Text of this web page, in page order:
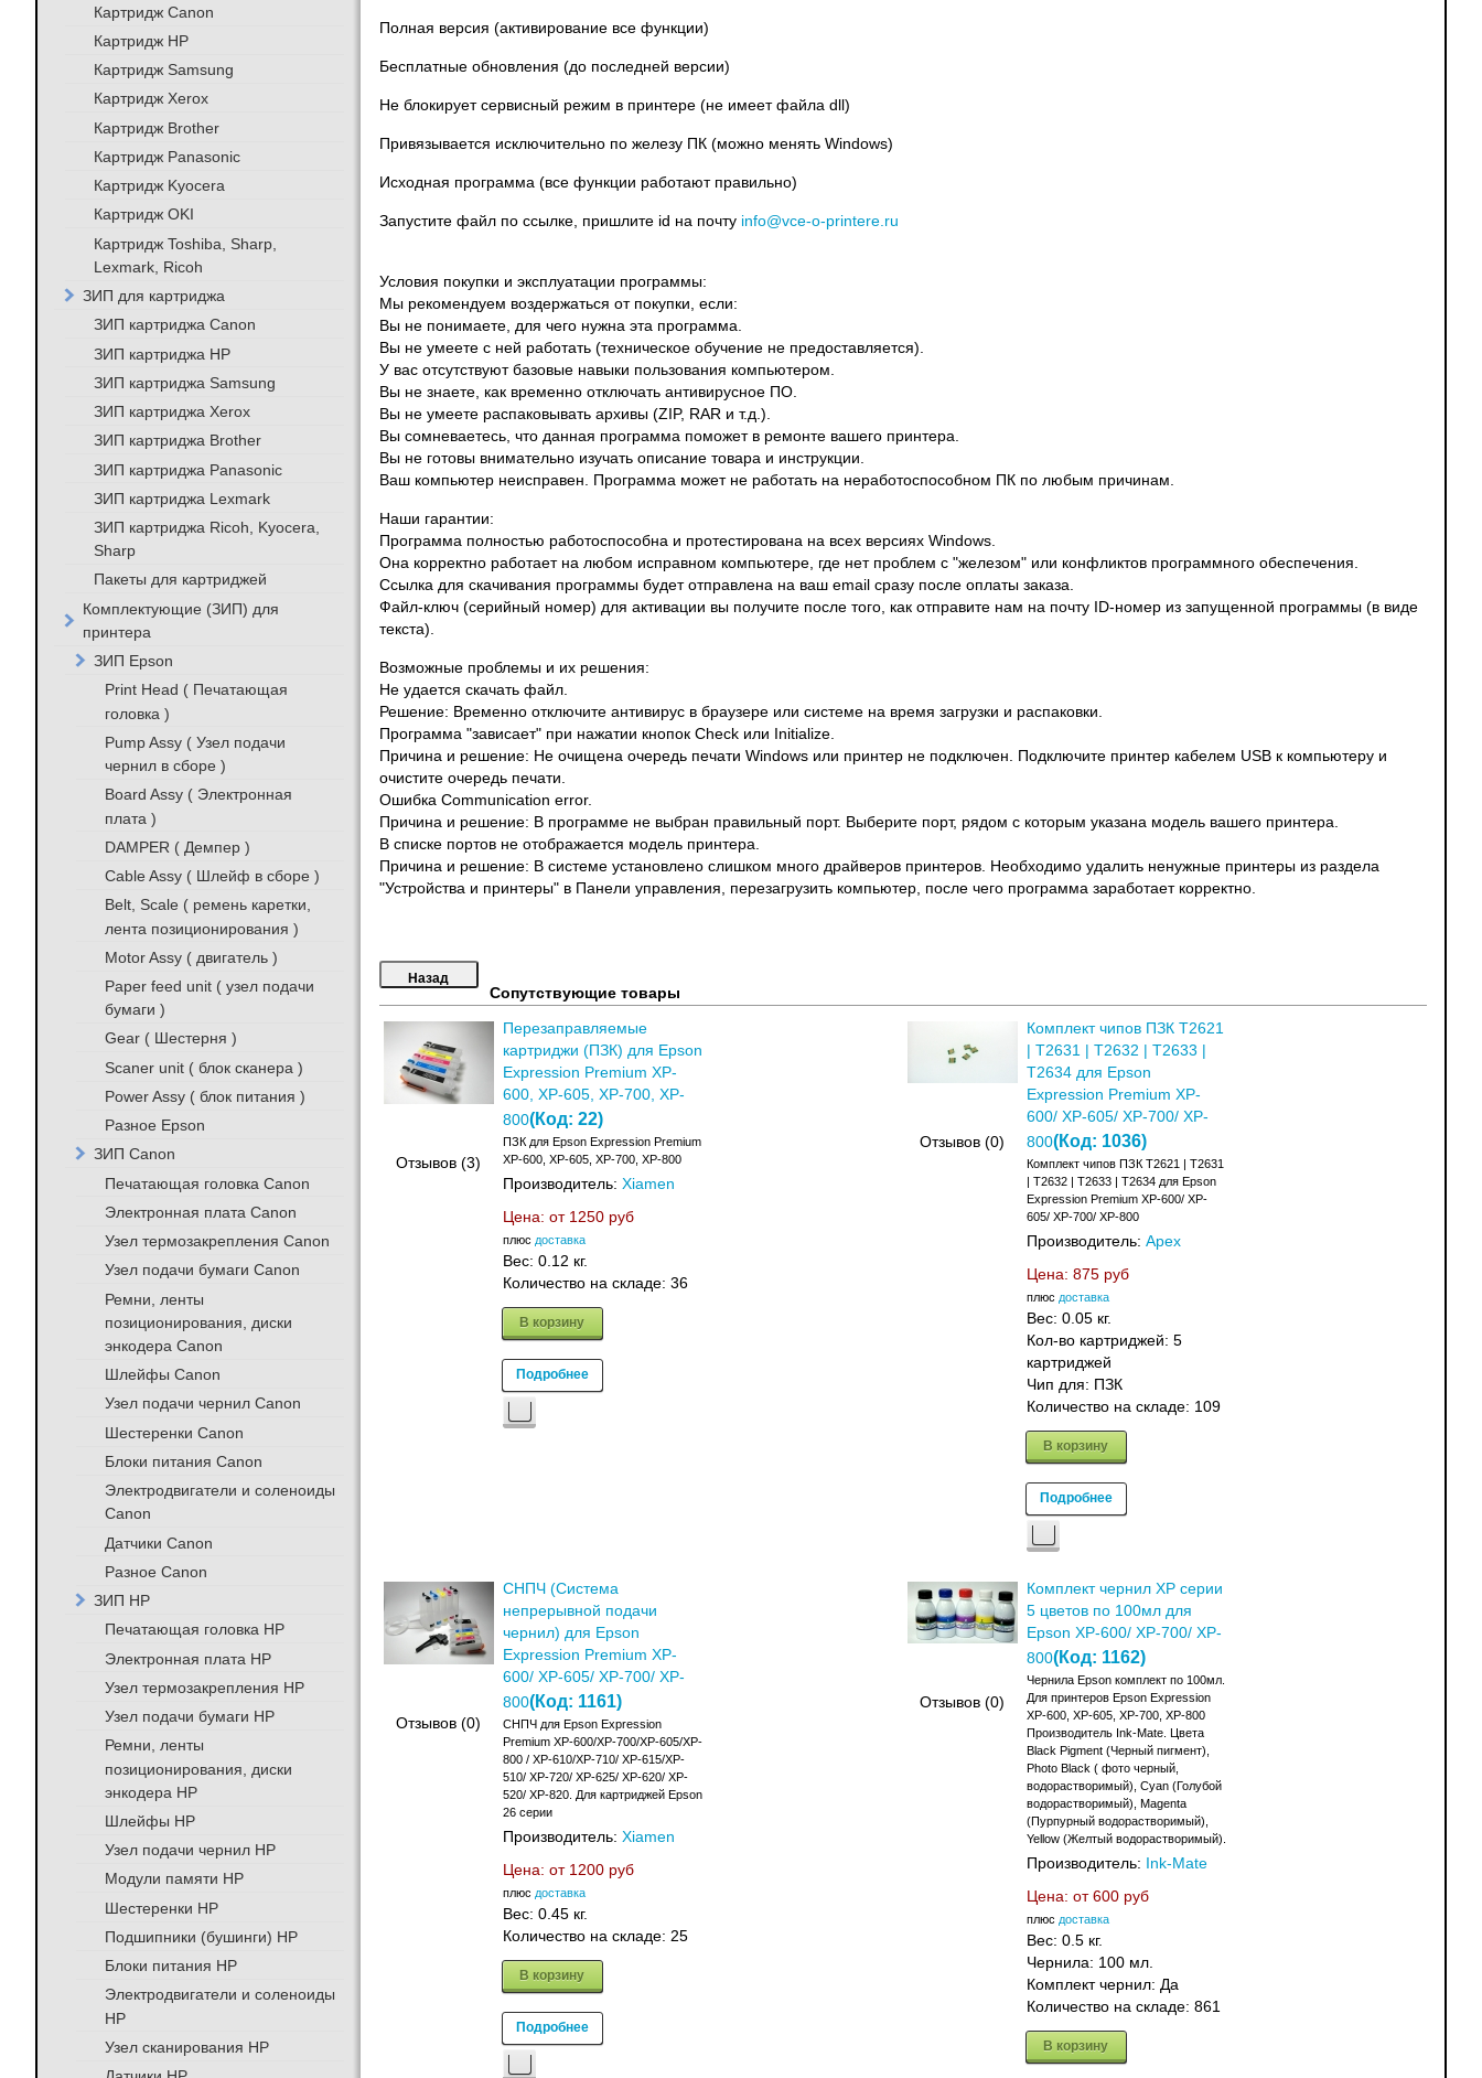
Полная версия (активирование все функции)
Бесплатные обновления (до последней версии)
Не блокирует сервисный режим в принтере (не имеет файла dll)
Привязывается исключительно по железу ПК (можно менять Windows)
Исходная программа (все функции работают правильно)
Запустите файл по ссылке, пришлите id на почту info@vce-o-printere.ru
Условия покупки и эксплуатации программы:
Мы рекомендуем воздержаться от покупки, если:
Вы не понимаете, для чего нужна эта программа.
Вы не умеете с ней работать (техническое обучение не предоставляется).
У вас отсутствуют базовые навыки пользования компьютером.
Вы не знаете, как временно отключать антивирусное ПО.
Вы не умеете распаковывать архивы (ZIP, RAR и т.д.).
Вы сомневаетесь, что данная программа поможет в ремонте вашего принтера.
Вы не готовы внимательно изучать описание товара и инструкции.
Ваш компьютер неисправен. Программа может не работать на неработоспособном ПК по любым причинам.
Наши гарантии:
Программа полностью работоспособна и протестирована на всех версиях Windows.
Она корректно работает на любом исправном компьютере, где нет проблем с "железом" или конфликтов программного обеспечения.
Ссылка для скачивания программы будет отправлена на ваш email сразу после оплаты заказа.
Файл-ключ (серийный номер) для активации вы получите после того, как отправите нам на почту ID-номер из запущенной программы (в виде
текста).
Возможные проблемы и их решения:
Не удается скачать файл.
Решение: Временно отключите антивирус в браузере или системе на время загрузки и распаковки.
Программа "зависает" при нажатии кнопок Check или Initialize.
Причина и решение: Не очищена очередь печати Windows или принтер не подключен. Подключите принтер кабелем USB к компьютеру и
очистите очередь печати.
Ошибка Communication error.
Причина и решение: В программе не выбран правильный порт. Выберите порт, рядом с которым указана модель вашего принтера.
В списке портов не отображается модель принтера.
Причина и решение: В системе установлено слишком много драйверов принтеров. Необходимо удалить ненужные принтеры из раздела
"Устройства и принтеры" в Панели управления, перезагрузить компьютер, после чего программа заработает корректно.
Сопутствующие товары
Отзывов (3)
Перезаправляемые
картриджи (ПЗК) для Epson
Expression Premium XP-
600, XP-605, XP-700, XP-
800(Код: 22)
ПЗК для Epson Expression Premium
XP-600, XP-605, XP-700, XP-800
Производитель: Xiamen
Цена: от 1250 руб
плюс доставка
Вес: 0.12 кг.
Количество на складе: 36
В корзину
Подробнее
Отзывов (0)
Комплект чипов ПЗК T2621
| T2631 | T2632 | T2633 |
T2634 для Epson
Expression Premium XP-
600/ XP-605/ XP-700/ XP-
800(Код: 1036)
Комплект чипов ПЗК T2621 | T2631
| T2632 | T2633 | T2634 для Epson
Expression Premium XP-600/ XP-
605/ XP-700/ XP-800
Производитель: Apex
Цена: 875 руб
плюс доставка
Вес: 0.05 кг.
Кол-во картриджей: 5
картриджей
Чип для: ПЗК
Количество на складе: 109
В корзину
Подробнее
Отзывов (0)
СНПЧ (Система
непрерывной подачи
чернил) для Epson
Expression Premium XP-
600/ XP-605/ XP-700/ XP-
800(Код: 1161)
СНПЧ для Epson Expression
Premium XP-600/XP-700/XP-605/XP-
800 / XP-610/XP-710/ XP-615/XP-
510/ XP-720/ XP-625/ XP-620/ XP-
520/ XP-820. Для картриджей Epson
26 серии
Производитель: Xiamen
Цена: от 1200 руб
плюс доставка
Вес: 0.45 кг.
Количество на складе: 25
В корзину
Подробнее
Отзывов (0)
Комплект чернил XP серии
5 цветов по 100мл для
Epson XP-600/ XP-700/ XP-
800(Код: 1162)
Чернила Epson комплект по 100мл.
Для принтеров Epson Expression
XP-600, XP-605, XP-700, XP-800
Производитель Ink-Mate. Цвета
Black Pigment (Черный пигмент),
Photo Black ( фото черный,
водорастворимый), Cyan (Голубой
водорастворимый), Magenta
(Пурпурный водорастворимый),
Yellow (Желтый водорастворимый).
Производитель:
Ink-Mate
Цена: от 600 руб
плюс доставка
Вес: 0.5 кг.
Чернила: 100 мл.
Комплект чернил: Да
Количество на складе: 861
В корзину
Картридж Canon
Картридж HP
Картридж Samsung
Картридж Xerox
Картридж Brother
Картридж Panasonic
Картридж Kyocera
Картридж OKI
Картридж Toshiba, Sharp,
Lexmark, Ricoh
ЗИП для картриджа
ЗИП картриджа Canon
ЗИП картриджа HP
ЗИП картриджа Samsung
ЗИП картриджа Xerox
ЗИП картриджа Brother
ЗИП картриджа Panasonic
ЗИП картриджа Lexmark
ЗИП картриджа Ricoh, Kyocera,
Sharp
Пакеты для картриджей
Комплектующие (ЗИП) для
принтера
ЗИП Epson
Print Head ( Печатающая
головка )
Pump Assy ( Узел подачи
чернил в сборе )
Board Assy ( Электронная
плата )
DAMPER ( Демпер )
Cable Assy ( Шлейф в сборе )
Belt, Scale ( ремень каретки,
лента позиционирования )
Motor Assy ( двигатель )
Paper feed unit ( узел подачи
бумаги )
Gear ( Шестерня )
Scaner unit ( блок сканера )
Power Assy ( блок питания )
Разное Epson
ЗИП Canon
Печатающая головка Canon
Электронная плата Canon
Узел термозакрепления Canon
Узел подачи бумаги Canon
Ремни, ленты
позиционирования, диски
энкодера Canon
Шлейфы Canon
Узел подачи чернил Canon
Шестеренки Canon
Блоки питания Canon
Электродвигатели и соленоиды
Canon
Датчики Canon
Разное Canon
ЗИП HP
Печатающая головка HP
Электронная плата HP
Узел термозакрепления HP
Узел подачи бумаги HP
Ремни, ленты
позиционирования, диски
энкодера HP
Шлейфы HP
Узел подачи чернил HP
Модули памяти HP
Шестеренки HP
Подшипники (бушинги) HP
Блоки питания HP
Электродвигатели и соленоиды
HP
Узел сканирования HP